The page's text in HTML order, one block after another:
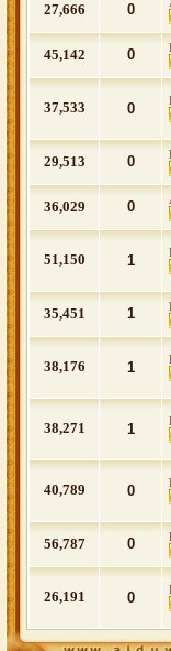
0
27,666
0
45,142
0
37,533
0
29,513
0
36,029
1
51,150
1
35,451
1
38,176
1
38,271
0
40,789
0
56,787
0
26,191